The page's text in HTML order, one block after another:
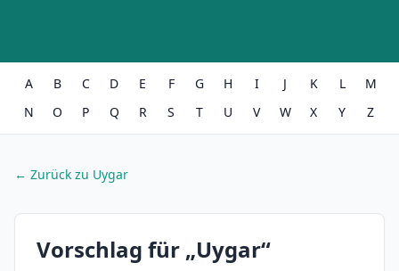
A B C D E F G H I J K L
M
N
O P Q R S T U V W X Y Z
← Zurück zu Uygar
Vorschlag für „Uygar“